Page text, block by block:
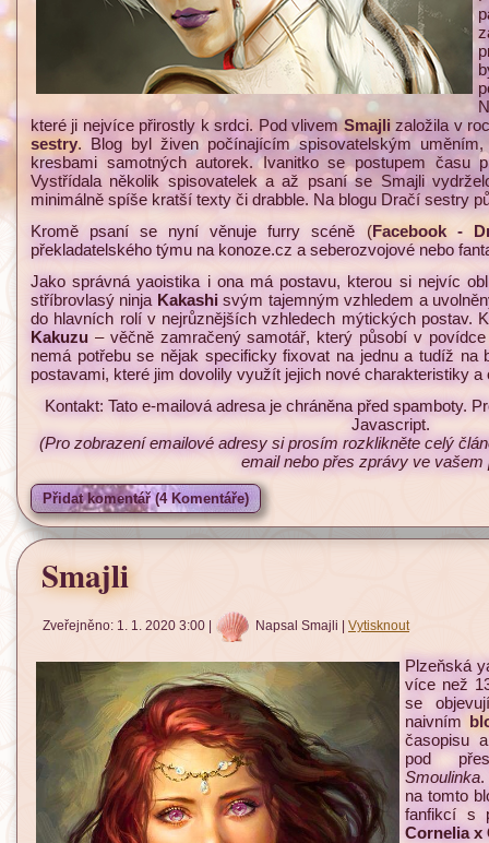
které ji nejvíce přirostly k srdci. Pod vlivemSmajlizaložila v
sestry. Blog byl živen počínajícím spisovatelským
kresbami samotných autorek. Ivanitko se postupem času
Vystřídala několik spisovatelek a až psaní se Smajli
minimálně spíše kratší texty či drabble. Na blogu Dračí sestry
Kromě psaní se nyní věnuje furry scéně (Facebook -
překladatelského týmu na konoze.cz a seberozvojové nebo
Jako správná yaoistika i ona má postavu, kterou si nejvíc
stříbrovlasý ninja Kakashisvým tajemným vzhledem a
do hlavních rolí v nejrůznějších vzhledech mýtických postav.
Kakuzu – věčně zamračený samotář, který působí v
nemá potřebu se nějak specificky fixovat na jednu a tudíž na
postavami, které jim dovolily využít jejich nové charakteristiky
Kontakt: Tato e-mailová adresa je chráněna před spamboty.
Javascript.
(Pro zobrazení emailové adresy si prosím rozklikněte celý
email nebo přes zprávy ve vašem
Přidat komentář (4 Komentáře)
Smajli
Zveřejněno: 1. 1. 2020 3:00 | Napsal Smajli | Vytisknout
Plzeňská
více než
se
naivním
časopisu
pod
Smoulinka.
na tomto
fanfikcí s
Cornelia x